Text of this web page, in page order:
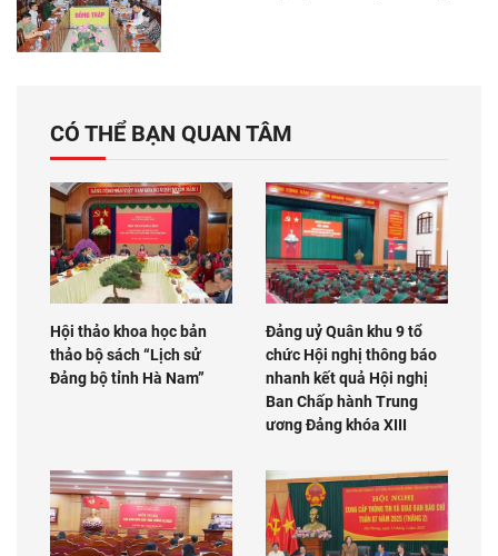
CÓ THỂ BẠN QUAN TÂM
Hội thảo khoa học bản
thảo bộ sách “Lịch sử
Đảng bộ tỉnh Hà Nam”
Đảng uỷ Quân khu 9 tổ
chức Hội nghị thông báo
nhanh kết quả Hội nghị
Ban Chấp hành Trung
ương Đảng khóa XIII